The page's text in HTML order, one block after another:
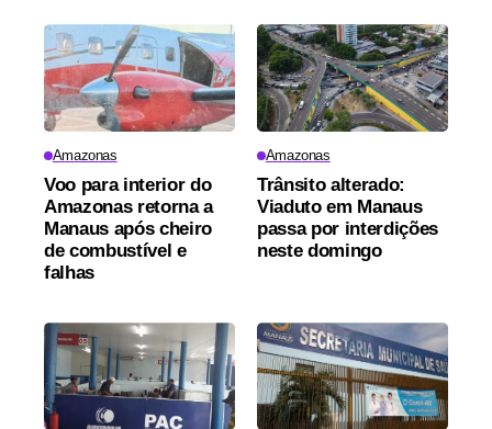
Amazonas
Voo para interior do
Amazonas retorna a
Manaus após cheiro
de combustível e
falhas
Amazonas
Trânsito alterado:
Viaduto em Manaus
passa por interdições
neste domingo